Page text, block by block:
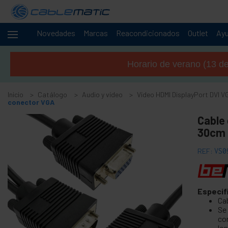
Novedades Marcas Reacondicionados Outlet
Cables +
servidores
Audio
y
vídeo
Accesorios de audio y vídeo
Accesorios para GoPro
Audioguía inalámbrica
Cámaras y accesorios para CCTV
+
Pantalla de proyección y proyector
Soporte de televisión y ordenador
Horario de verano (13
Inicio Catálogo Audio y vídeo Vídeo HDMI DisplayPort DVI
conector VGA
Cable
30cm
REF: